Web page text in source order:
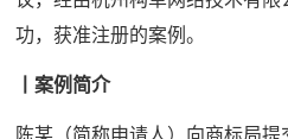
功，获准注册的案例。
丨案例简介
陈某（简称申请人）向商标局